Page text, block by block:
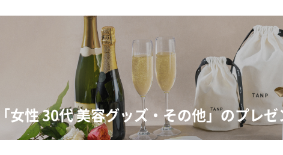
「女性 30代 美容グッズ・その他」のプレ